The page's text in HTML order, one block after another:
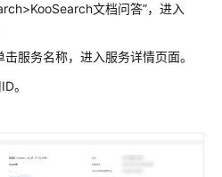
文档问答”，进入
服务名称，进入服务详情页面。
。